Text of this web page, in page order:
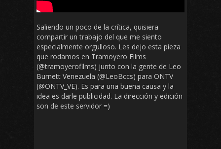
Saliendo un poco de la crítica, quisiera
compartir un trabajo del que me siento
especialmente orgulloso. Les dejo esta pieza
que rodamos en Tramoyero Films
(@tramoyerofilms) junto con la gente de Leo
Burnett Venezuela (@LeoBccs) para ONTV
(@ONTV_VE). Es para una buena causa y la
idea es darle publicidad. La dirección y edición
son de este servidor =)